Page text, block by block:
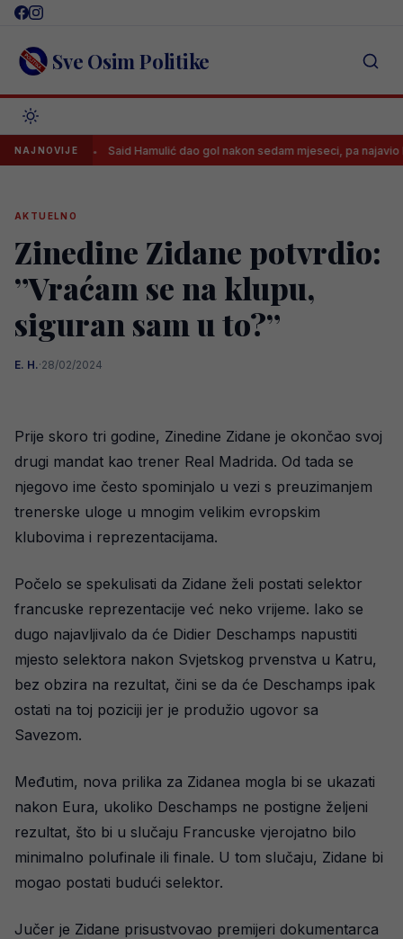
Skip
content Sve Osim Politike
NAJNOVIJESaid Hamulić dao gol nakon sedam mjeseci, pa najavio bolje
AKTUELNO
Zinedine Zidane potvrdio:
”Vraćam se na klupu,
siguran sam u to?”
E. H.·28/02/2024
Prije skoro tri godine, Zinedine Zidane je okončao svoj
drugi mandat kao trener Real Madrida. Od tada se
njegovo ime često spominjalo u vezi s preuzimanjem
trenerske uloge u mnogim velikim evropskim
klubovima i reprezentacijama.
Počelo se spekulisati da Zidane želi postati selektor
francuske reprezentacije već neko vrijeme. Iako se
dugo najavljivalo da će Didier Deschamps napustiti
mjesto selektora nakon Svjetskog prvenstva u Katru,
bez obzira na rezultat, čini se da će Deschamps ipak
ostati na toj poziciji jer je produžio ugovor sa
Savezom.
Međutim, nova prilika za Zidanea mogla bi se ukazati
nakon Eura, ukoliko Deschamps ne postigne željeni
rezultat, što bi u slučaju Francuske vjerojatno bilo
minimalno polufinale ili finale. U tom slučaju, Zidane bi
mogao postati budući selektor.
Jučer je Zidane prisustvovao premijeri dokumentarca